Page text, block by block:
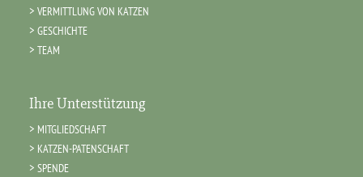
VERMITTLUNG VON KATZEN
GESCHICHTE
TEAM
Ihre Unterstützung
MITGLIEDSCHAFT
KATZEN-PATENSCHAFT
SPENDE